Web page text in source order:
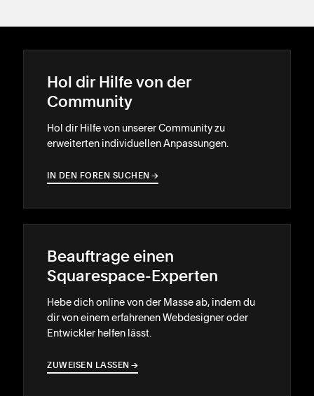
Hol dir Hilfe von der
Community
Hol dir Hilfe von unserer Community zu
erweiterten individuellen Anpassungen.
IN DEN FOREN SUCHEN →
→
Beauftrage einen
Squarespace-Experten
Hebe dich online von der Masse ab, indem du
dir von einem erfahrenen Webdesigner oder
Entwickler helfen lässt.
ZUWEISEN LASSEN →
→